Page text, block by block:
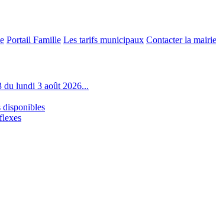
Portail Famille Les tarifs municipaux Contacter la mairie
lundi 3 août 2026...